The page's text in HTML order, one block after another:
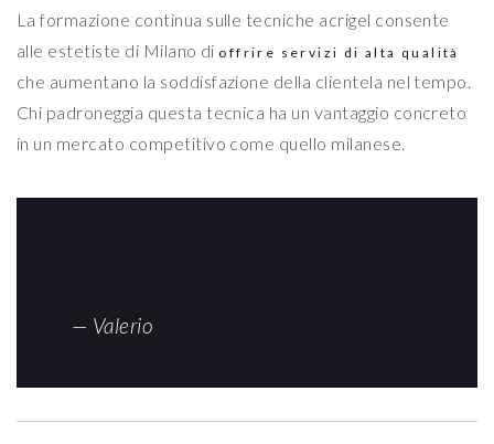
La formazione continua sulle tecniche acrigel consente
alle estetiste di Milano di offrire servizi di alta qualità
che aumentano la soddisfazione della clientela nel tempo.
Chi padroneggia questa tecnica ha un vantaggio concreto
in un mercato competitivo come quello milanese.
— Valerio